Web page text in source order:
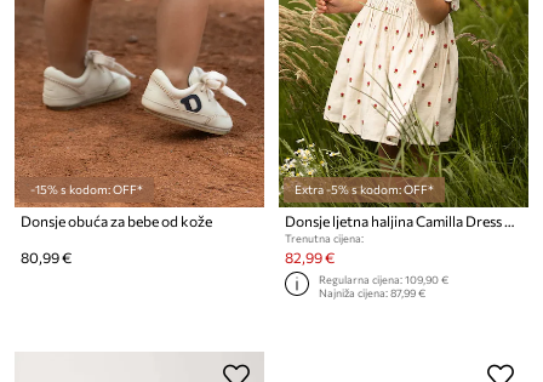
-15% s kodom: OFF*
Donsje obuća za bebe od kože
80,99 €
Extra -5% s kodom: OFF*
Donsje ljetna haljina Camilla Dress Red Roses
Trenutna cijena:
82,99 €
Regularna cijena:109,90 €
Najniža cijena:87,99 €